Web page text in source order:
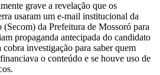
grave a revelação que os
usaram um e-mail institucional da
(Secom) da Prefeitura de Mossoró para
propaganda antecipada do candidato
investigação para saber quem
o conteúdo e se houve uso de